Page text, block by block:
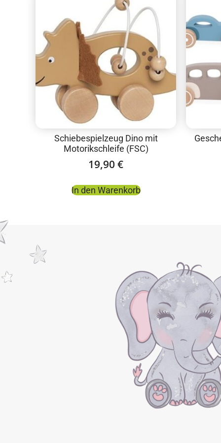
Schiebespielzeug Dino mit
Motorikschleife (FSC)
19,90 €
In den Warenkorb